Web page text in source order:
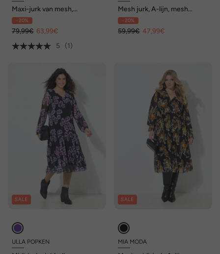
Maxi-jurk van mesh,
plooitjes, ronde hals, lange
mouwen
- 20%
79,99€ 63,99€
5
(1)
Mesh jurk, A-lijn, mesh
dierprint, jersey onderjurk
- 20%
59,99€ 47,99€
SALE
ULLA POPKEN
SALE
MIA MODA